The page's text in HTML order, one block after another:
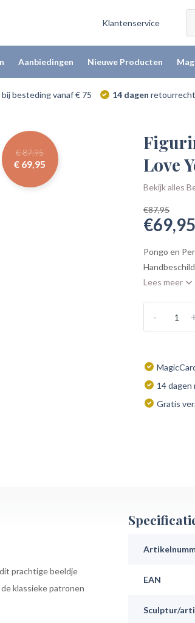
Klantenservice
Aanbiedingen Nieuwe Producten
besteding vanaf € 75 14 dagen retourrecht
€ 87,95
€ 69,95
Love
Bekijk alles
€87,95
€69,95
Pongo en
Lees meer
-
14
Gratis
prachtige beeldje
klassieke patronen
EAN
Sculptur/